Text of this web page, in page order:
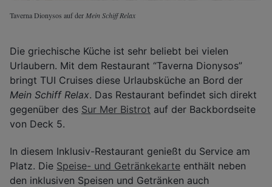
Taverna Dionysos auf der Mein Schiff Relax
Die griechische Küche ist sehr beliebt bei vielen
Urlaubern. Mit dem Restaurant “Taverna Dionysos”
bringt TUI Cruises diese Urlaubsküche an Bord der
Mein Schiff Relax. Das Restaurant befindet sich direkt
gegenüber des Sur Mer Bistrot auf der Backbordseite
von Deck 5.
In diesem Inklusiv-Restaurant genießt du Service am
Platz. Die Speise- und Getränkekarte enthält neben
den inklusiven Speisen und Getränken auch